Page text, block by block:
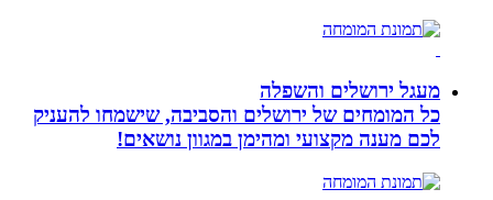
מעגל ירושלים והשפלה
כל המומחים של ירושלים והסביבה, שישמחו להעניק
לכם מענה מקצועי ומהימן במגוון נושאים!